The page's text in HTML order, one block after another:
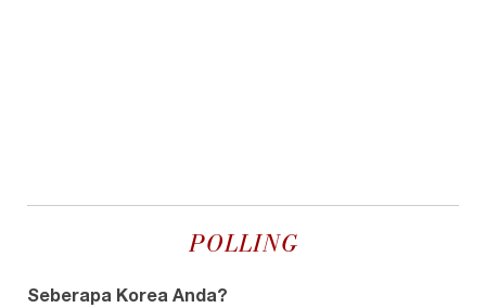
POLLING
Seberapa Korea Anda?